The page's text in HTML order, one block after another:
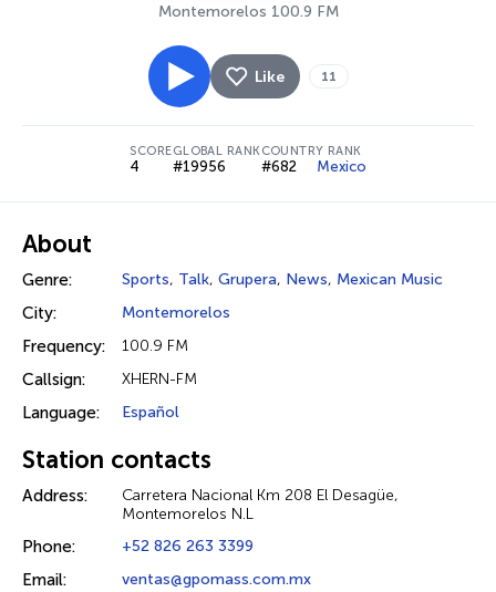
Montemorelos 100.9 FM
Like 11
SCORE
4
GLOBAL RANK
#19956
COUNTRY RANK
#682 Mexico
About
Genre: Sports, Talk, Grupera, News, Mexican Music
City: Montemorelos
Frequency: 100.9 FM
Callsign: XHERN-FM
Language: Español
Station contacts
Address:
Carretera Nacional Km 208 El Desagüe,
Montemorelos N.L
Phone: +52 826 263 3399
Email: ventas@gpomass.com.mx